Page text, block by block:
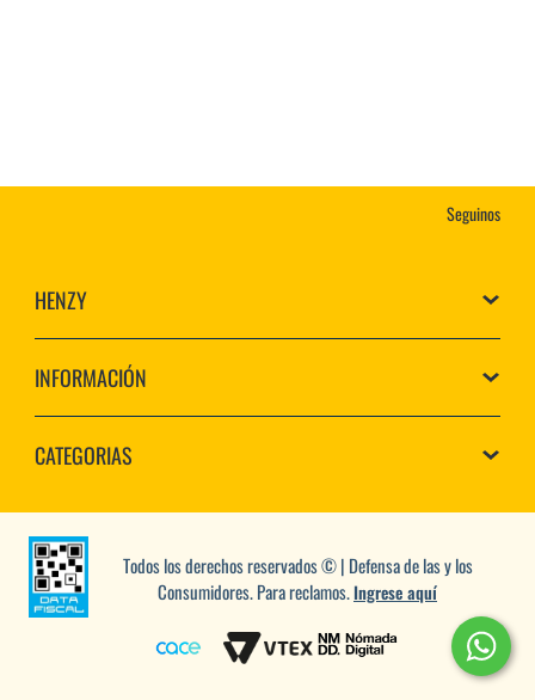
Seguinos
HENZY
INFORMACIÓN
CATEGORIAS
Todos los derechos reservados © | Defensa de las y los
Consumidores. Para reclamos.Ingrese aquí